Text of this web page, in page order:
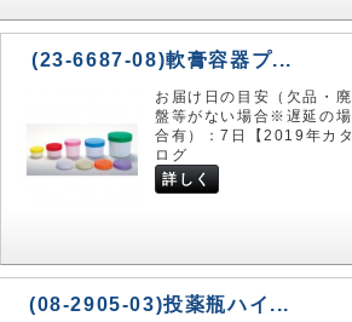
(23-6687-08)軟膏容器プ...
お届け日の目安（欠品・廃
盤等がない場合※遅延の場
合有）：7日【2019年カタ
ログ
詳しく
(08-2905-03)投薬瓶ハイ...